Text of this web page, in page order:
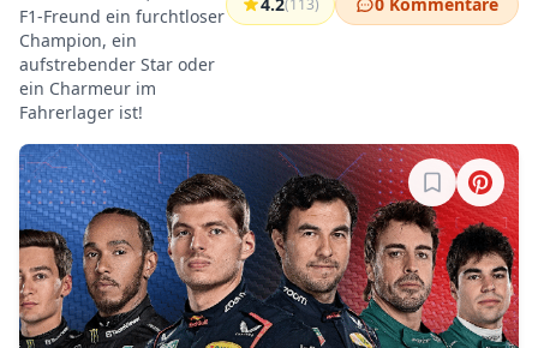
F1-Freund ein furchtloser
Champion, ein
aufstrebender Star oder
ein Charmeur im
Fahrerlager ist!
(113)
Melde dich